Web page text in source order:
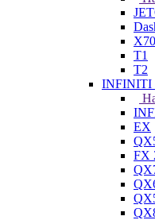
T1
T2
INFINITI
EX
FX